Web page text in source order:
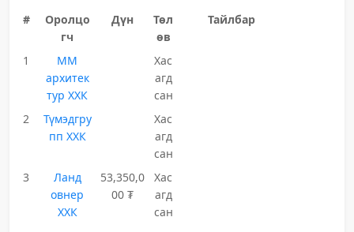
#
Оролцо
гч
Дүн
Төл
өв
Тайлбар
1
ММ
архитек
тур ХХК
Хас
агд
сан
2
Түмэдгру
пп ХХК
Хас
агд
сан
3
Ланд
овнер
ХХК
53,350,0
00 ₮
Хас
агд
сан